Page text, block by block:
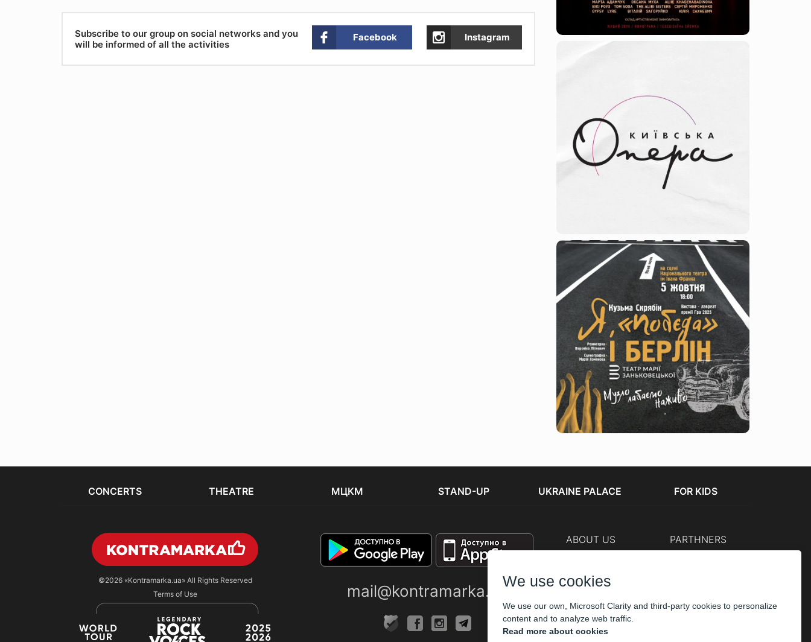
Subscribe to our group on social networks and you
will be informed of all the activities
Facebook Instagram
CONCERTS THEATRE МЦКМ STAND-UP UKRAINE PALACE FOR KIDS
©2026 «Kontramarka.ua»All Rights Reserved
Terms of Use
mail@kontramarka.ua
ABOUT US PARTHNERS
We use cookies
We use our own, Microsoft Clarity and third-party cookies to personalize
content and to analyze web traffic.
Read more about cookies